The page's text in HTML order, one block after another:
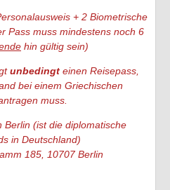
+ 2 Biometrische
Pass muss mindestens noch 6
hin gültig sein)
unbedingt einen Reisepass,
bei einem Griechischen
muss.
Berlin (ist die diplomatische
in Deutschland)
185, 10707 Berlin